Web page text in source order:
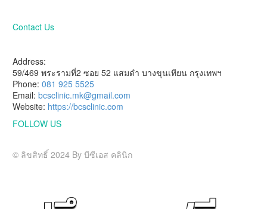
Contact Us
Address:
59/469 พระรามที่2 ซอย 52 แสมดำ บางขุนเทียน กรุงเทพฯ
Phone: 081 925 5525
Email: bcsclinic.mk@gmail.com
Website: https://bcsclinic.com
FOLLOW US
© ลิขสิทธิ์ 2024 By บีซีเอส คลินิก